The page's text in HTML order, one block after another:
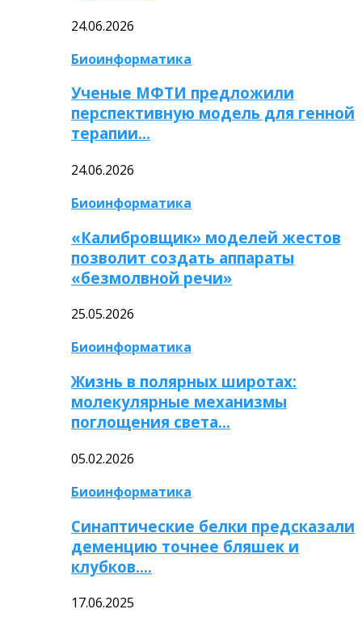
24.06.2026
Биоинформатика
Ученые МФТИ предложили
перспективную модель для генной
терапии…
24.06.2026
Биоинформатика
«Калибровщик» моделей жестов
позволит создать аппараты
«безмолвной речи»
25.05.2026
Биоинформатика
Жизнь в полярных широтах:
молекулярные механизмы
поглощения света…
05.02.2026
Биоинформатика
Синаптические белки предсказали
деменцию точнее бляшек и
клубков….
17.06.2025